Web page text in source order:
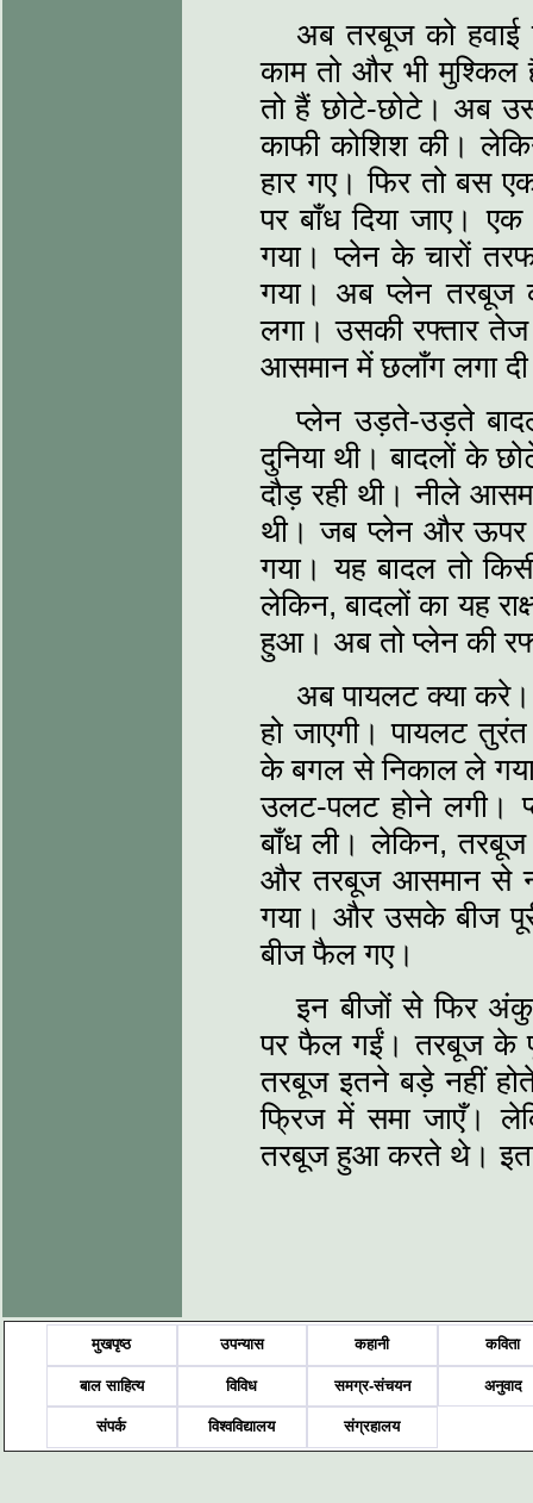
अब तरबूज को हवाई
काम तो और भी
तो हैं छोटे-छोटे। अब
काफी कोशिश की।
हार गए। फिर तो बस
पर बाँध दिया जाए।
गया। प्लेन के चारों
गया। अब प्लेन तरबूज
लगा। उसकी रफ्तार
आसमान में छलाँग लगा
प्लेन उड़ते-उड़ते
दुनिया थी। बादलों के
दौड़ रही थी। नीले
थी। जब प्लेन और ऊपर
गया। यह बादल तो
लेकिन, बादलों का यह
हुआ। अब तो प्लेन की
अब पायलट क्या
हो जाएगी। पायलट
के बगल से निकाल ले
उलट-पलट होने लगी।
बाँध ली। लेकिन,
और तरबूज आसमान से
गया। और उसके बीज
बीज फैल गए।
इन बीजों से फिर
पर फैल गईं। तरबूज के
तरबूज इतने बड़े नहीं
फ्रिज में समा जाएँ।
तरबूज हुआ करते थे।
मुखपृष्ठ उपन्यास कहानी कविता
बाल साहित्य विविध समग्र-संचयन अनुवाद
संपर्क विश्वविद्यालय संग्रहालय